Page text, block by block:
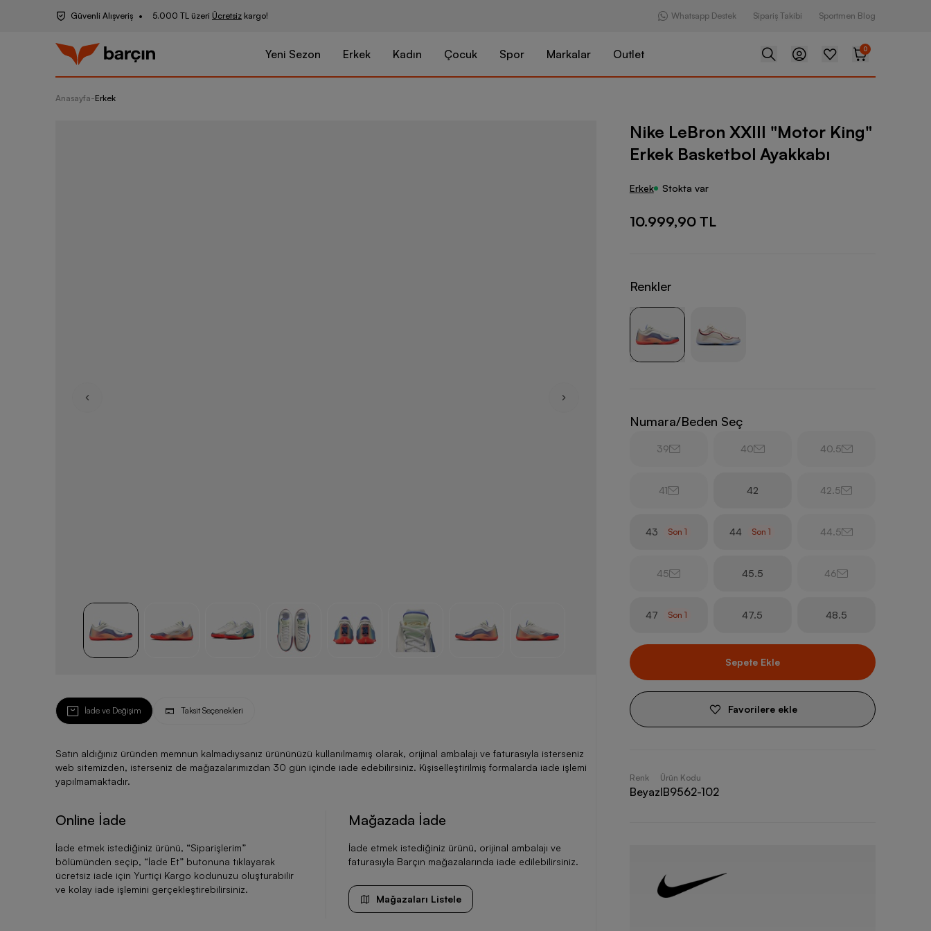
Güvenli Alışveriş 5.000 TL üzeri Ücretsiz kargo! Whatsapp Destek Sipariş Takibi Sportmen Blog
Yeni Sezon Erkek Kadın Çocuk Spor Markalar Outlet 0
Anasayfa-Erkek
Nike LeBron XXIII "Motor King" Erkek Basketbol Ayakkabı
İade ve Değişim Taksit Seçenekleri
Satın aldığınız üründen memnun kalmadıysanız ürününüzü kullanılmamış olarak, orijinal ambalajı ve faturasıyla isterseniz
web sitemizden, isterseniz de mağazalarımızdan 30 gün içinde iade edebilirsiniz. Kişiselleştirilmiş formalarda iade işlemi
yapılmamaktadır.
Online İade
İade etmek istediğiniz ürünü, “Siparişlerim”
bölümünden seçip, “İade Et” butonuna tıklayarak
ücretsiz iade için Yurtiçi Kargo kodunuzu oluşturabilir
ve kolay iade işlemini gerçekleştirebilirsiniz.
Mağazada İade
İade etmek istediğiniz ürünü, orijinal ambalajı ve
faturasıyla Barçın mağazalarında iade edilebilirsiniz.
Mağazaları Listele
Nike LeBron XXIII "Motor King"
Erkek Basketbol Ayakkabı
Erkek Stokta var
10.999,90 TL
Renkler
Numara/Beden Seç
39 40 40.5
41 42 42.5
43 Son1 44 Son1 44.5
45 45.5 46
47 Son1 47.5 48.5
Sepete Ekle
Favorilere ekle
Renk
Beyaz
Ürün Kodu
IB9562-102